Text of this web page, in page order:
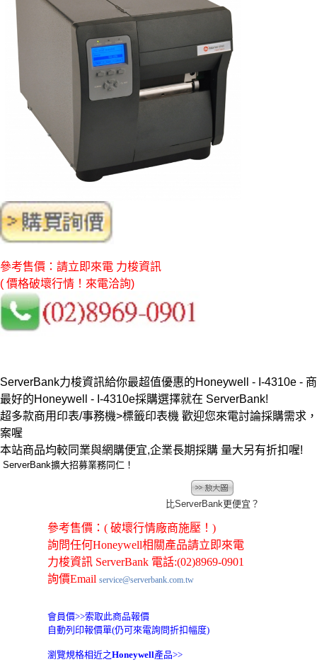
參考售價：請立即來電 力梭資訊
( 價格破壞行情！來電洽詢)
ServerBank力梭資訊給你最超值優惠的Honeywell - I-4310e -
最好的Honeywell - I-4310e採購選擇就在 ServerBank!
超多款商用印表/事務機>標籤印表機 歡迎您來電討論採購需求
案喔
本站商品均較同業與網購便宜,企業長期採購 量大另有折扣喔!
ServerBank擴大招募業務同仁！
比ServerBank更便宜？
參考售價：( 破壞行情廠商施壓！)
詢問任何Honeywell相關產品請立即來電
力梭資訊 ServerBank 電話:(02)8969-0901
詢價Email service@serverbank.com.tw
會員價>>索取此商品報價
自動列印報價單(仍可來電詢問折扣幅度)
瀏覽規格相近之Honeywell產品>>